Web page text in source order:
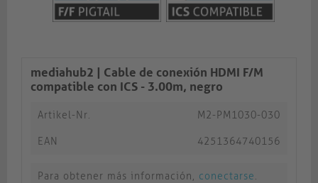
mediahub2 | Cable de conexión HDMI F/M
compatible con ICS - 3.00m, negro
Artikel-Nr. M2-PM1030-030
EAN 4251364740156
Para obtener más información, conectarse.